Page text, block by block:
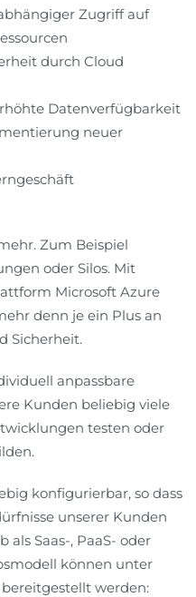
Zugriff auf
durch Cloud
Datenverfügbarkeit
neuer
Zum Beispiel
oder Silos. Mit
Microsoft Azure
denn je ein Plus an
Sicherheit.
anpassbare
Kunden beliebig viele
testen oder
konfigurierbar, so dass
unserer Kunden
Saas-, PaaS- oder
können unter
werden: